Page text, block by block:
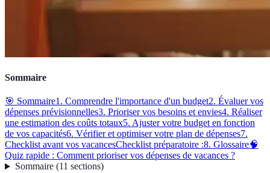
Sommaire
🎯 Sommaire1. Comprendre l'importance d'un budget2. Évaluer vos
dépenses prévisionnelles3. Prioriser vos besoins et envies4. Réaliser
une estimation des coûts totaux5. Ajuster votre budget en fonction
de vos capacités6. Vérifier et optimiser votre plan de dépenses7.
Checklist avant vos vacancesChecklist préparatoire :8. Glossaire🧠
Quiz rapide : Comment prioriser vos dépenses de vacances ?
Sommaire(11 sections)